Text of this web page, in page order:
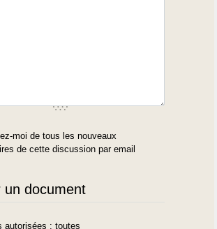
moi de tous les nouveaux
de cette discussion par email
un document
autorisées : toutes